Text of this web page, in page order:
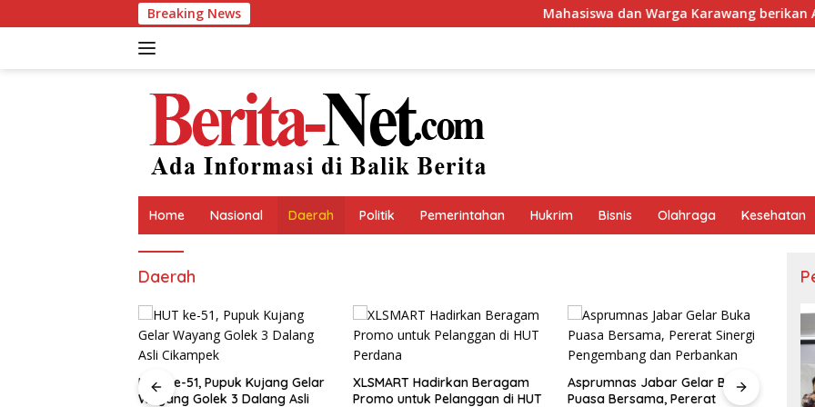
to
Breaking News Mahasiswa dan Warga Karawang berikan Apresiasi
Home Nasional Daerah Politik Pemerintahan Hukrim Bisnis Olahraga Kesehatan
Daerah
XLSMART Hadirkan Beragam
Promo untuk Pelanggan di HUT
Asprumnas Jabar Gelar Buka
Puasa Bersama, Pererat
Dugaan Mobilisasi Massa